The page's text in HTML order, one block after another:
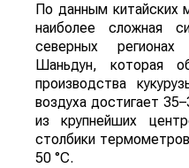
По данным китайских
наиболее сложная
северных
Шаньдун, которая
производства
воздуха достигает
из крупнейших
столбики
50 °C.